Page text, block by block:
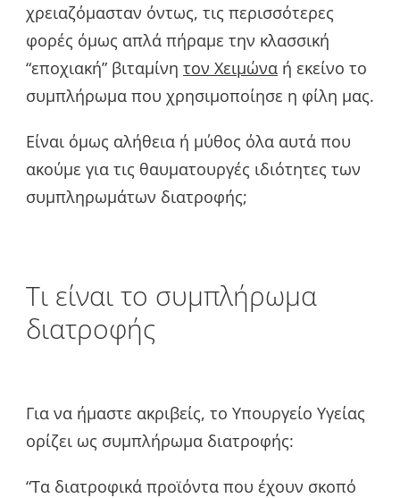
χρειαζόμασταν όντως, τις περισσότερες
φορές όμως απλά πήραμε την κλασσική
“εποχιακή” βιταμίνη τον Χειμώνα ή εκείνο το
συμπλήρωμα που χρησιμοποίησε η φίλη μας.
Είναι όμως αλήθεια ή μύθος όλα αυτά που
ακούμε για τις θαυματουργές ιδιότητες των
συμπληρωμάτων διατροφής;
Τι είναι το συμπλήρωμα
διατροφής
Για να ήμαστε ακριβείς, το Υπουργείο Υγείας
ορίζει ως συμπλήρωμα διατροφής:
“Τα διατροφικά προϊόντα που έχουν σκοπό